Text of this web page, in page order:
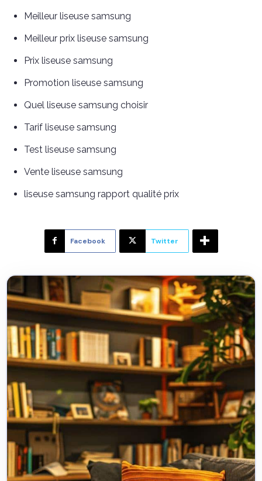
Meilleur liseuse samsung
Meilleur prix liseuse samsung
Prix liseuse samsung
Promotion liseuse samsung
Quel liseuse samsung choisir
Tarif liseuse samsung
Test liseuse samsung
Vente liseuse samsung
liseuse samsung rapport qualité prix
Facebook Twitter